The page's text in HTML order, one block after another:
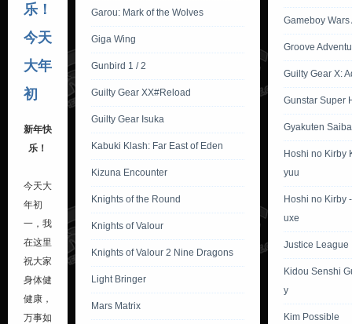
乐！
今天
大年
初
新年快
乐！
今天大
年初
一，我
在这里
祝大家
身体健
健康，
万事如
Garou: Mark of the Wolves
Giga Wing
Gunbird 1 / 2
Guilty Gear XX#Reload
Guilty Gear Isuka
Kabuki Klash: Far East of Eden
Kizuna Encounter
Knights of the Round
Knights of Valour
Knights of Valour 2 Nine Dragons
Light Bringer
Mars Matrix
Gameboy
Groove
Guilty Gear X:
Gunstar Super
Gyakuten
Hoshi no Kirby
yuu
Hoshi no Kirby
uxe
Justice League
Kidou Senshi
y
Kim Possible